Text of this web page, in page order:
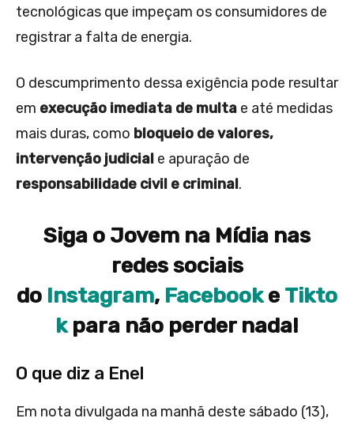
tecnológicas que impeçam os consumidores de
registrar a falta de energia.
O descumprimento dessa exigência pode resultar
em execução imediata de multa e até medidas
mais duras, como bloqueio de valores,
intervenção judicial e apuração de
responsabilidade civil e criminal.
Siga o Jovem na Mídia nas
redes sociais
do Instagram, FacebookeTikto
k para não perder nada!
O que diz a Enel
Em nota divulgada na manhã deste sábado (13),